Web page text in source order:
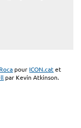
pour ICON.catet
par Kevin Atkinson.